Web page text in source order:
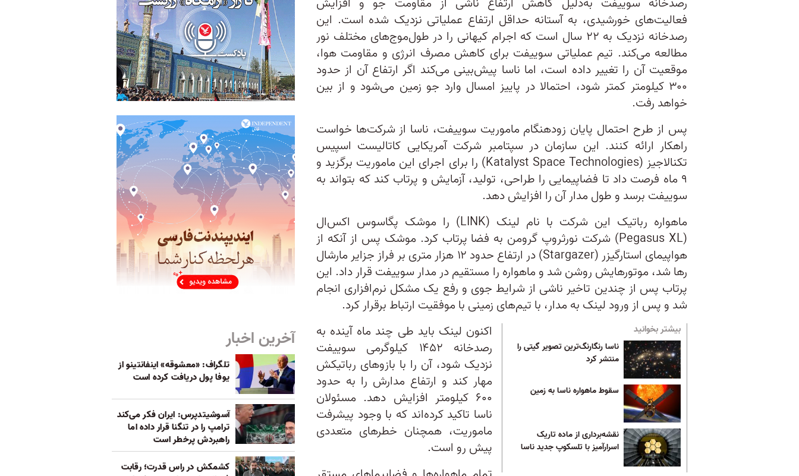
رصدخانه سوییفت به‌دلیل کاهش ارتفاع ناشی از مقاومت جو و افزایش
فعالیت‌های خورشیدی، به آستانه حداقل ارتفاع عملیاتی نزدیک شده است. این
رصدخانه نزدیک به ۲۲ سال است که اجرام کیهانی را در طول‌موج‌های مختلف نور
مطالعه می‌کند. تیم عملیاتی سوییفت برای کاهش مصرف انرژی و مقاومت هوا،
موقعیت آن را تغییر داده است، اما ناسا پیش‌بینی می‌کند اگر ارتفاع آن از حدود
۳۰۰ کیلومتر کمتر شود، احتمالا در پاییز امسال وارد جو زمین می‌شود و از بین
خواهد رفت.
پس از طرح احتمال پایان زودهنگام ماموریت سوییفت، ناسا از شرکت‌ها خواست
راهکار ارائه کنند. این سازمان در سپتامبر شرکت آمریکایی کاتالیست اسپیس
تکنالاجیز (Katalyst Space Technologies) را برای اجرای این ماموریت برگزید و
۹ ماه فرصت داد تا فضاپیمایی را طراحی، تولید، آزمایش و پرتاب کند که بتواند به
سوییفت برسد و طول مدار آن را افزایش دهد.
ماهواره رباتیک این شرکت با نام لینک (LINK) را موشک پگاسوس اکس‌ال
(Pegasus XL) شرکت نورثروپ گرومن به فضا پرتاب کرد. موشک پس از آنکه از
هواپیمای استارگیزر (Stargazer) در ارتفاع حدود ۱۲ هزار متری بر فراز جزایر مارشال
رها شد، موتورهایش روشن شد و ماهواره را مستقیم در مدار سوییفت قرار داد. این
پرتاب پس از چندین تاخیر ناشی از شرایط جوی و رفع یک مشکل نرم‌افزاری انجام
شد و پس از ورود لینک به مدار، با تیم‌های زمینی با موفقیت ارتباط برقرار کرد.
بیشتر بخوانید
ناسا رنگارنگ‌ترین تصویر گیتی را
منتشر کرد
سقوط ماهواره ناسا به زمین
نقشه‌برداری از ماده تاریک
اسرارآمیز با تلسکوپ جدید ناسا
اکنون لینک باید طی چند ماه آینده به
رصدخانه ۱۴۵۲ کیلوگرمی سوییفت
نزدیک شود، آن را با بازوهای رباتیکش
مهار کند و ارتفاع مدارش را به حدود
۶۰۰ کیلومتر افزایش دهد. مسئولان
ناسا تاکید کرده‌اند که با وجود پیشرفت
ماموریت، همچنان خطرهای متعددی
پیش رو است.
آخرین اخبار
تلگراف: «معشوقه» اینفانتینو از
یوفا پول دریافت کرده است
آسوشیتدپرس: ایران فکر می‌کند
ترامپ را در تنگنا قرار داده‌ اما
راهبردش پرخطر است
کشمکش در راس قدرت؛ رقابت